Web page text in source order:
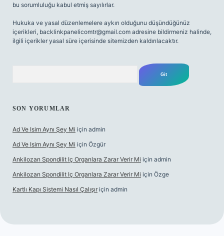
bu sorumluluğu kabul etmiş sayılırlar.
Hukuka ve yasal düzenlemelere aykırı olduğunu düşündüğünüz
içerikleri, backlinkpanelicomtr@gmail.com adresine bildirmeniz halinde,
ilgili içerikler yasal süre içerisinde sitemizden kaldırılacaktır.
SON YORUMLAR
Ad Ve Isim Aynı Şey Mi için admin
Ad Ve Isim Aynı Şey Mi için Özgür
Ankilozan Spondilit Iç Organlara Zarar Verir Mi için admin
Ankilozan Spondilit Iç Organlara Zarar Verir Mi için Özge
Kartlı Kapı Sistemi Nasıl Çalışır için admin